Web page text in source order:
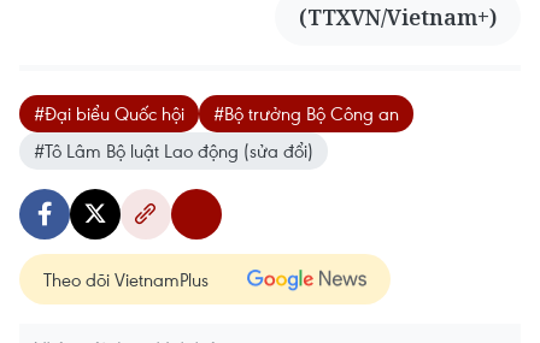
(TTXVN/Vietnam+)
#Đại biểu Quốc hội
#Bộ trưởng Bộ Công an
#Tô Lâm Bộ luật Lao động (sửa đổi)
Theo dõi VietnamPlus